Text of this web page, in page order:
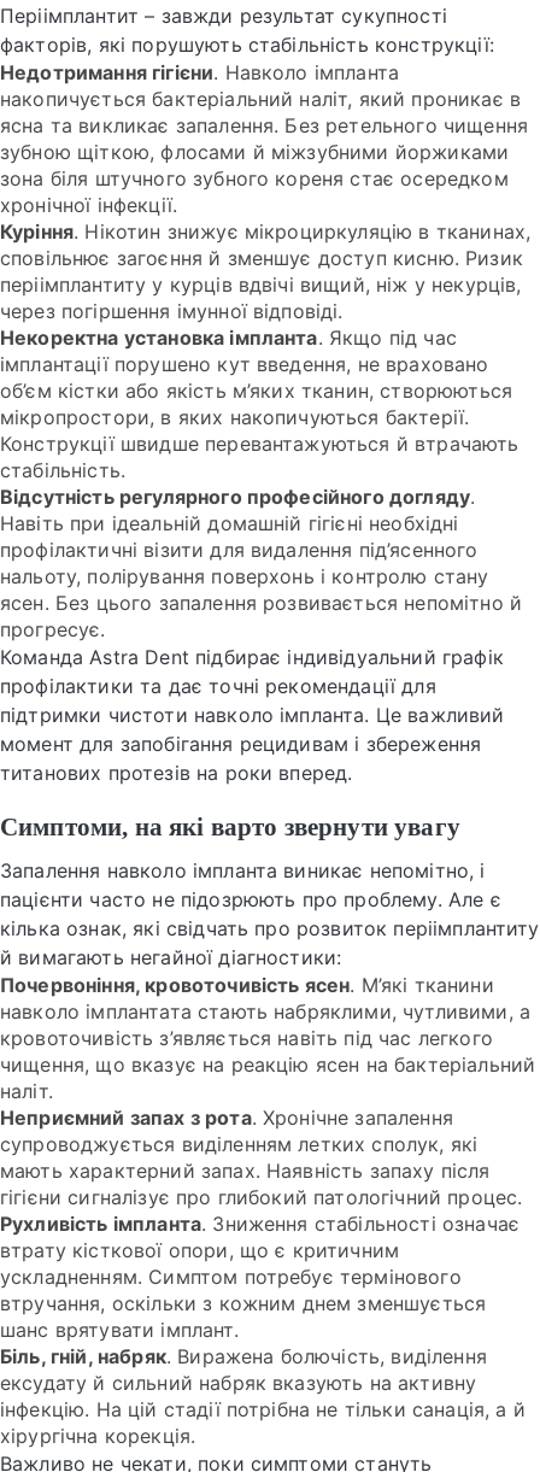
Періімплантит – завжди результат сукупності
факторів, які порушують стабільність конструкції:
Недотримання гігієни. Навколо імпланта
накопичується бактеріальний наліт, який проникає в
ясна та викликає запалення. Без ретельного чищення
зубною щіткою, флосами й міжзубними йоржиками
зона біля штучного зубного кореня стає осередком
хронічної інфекції.
Куріння. Нікотин знижує мікроциркуляцію в тканинах,
сповільнює загоєння й зменшує доступ кисню. Ризик
періімплантиту у курців вдвічі вищий, ніж у некурців,
через погіршення імунної відповіді.
Некоректна установка імпланта. Якщо під час
імплантації порушено кут введення, не враховано
об’єм кістки або якість м’яких тканин, створюються
мікропростори, в яких накопичуються бактерії.
Конструкції швидше перевантажуються й втрачають
стабільність.
Відсутність регулярного професійного догляду.
Навіть при ідеальній домашній гігієні необхідні
профілактичні візити для видалення під’ясенного
нальоту, полірування поверхонь і контролю стану
ясен. Без цього запалення розвивається непомітно й
прогресує.
Команда Astra Dent підбирає індивідуальний графік
профілактики та дає точні рекомендації для
підтримки чистоти навколо імпланта. Це важливий
момент для запобігання рецидивам і збереження
титанових протезів на роки вперед.
Симптоми, на які варто звернути увагу
Запалення навколо імпланта виникає непомітно, і
пацієнти часто не підозрюють про проблему. Але є
кілька ознак, які свідчать про розвиток періімплантиту
й вимагають негайної діагностики:
Почервоніння, кровоточивість ясен. М’які тканини
навколо імплантата стають набряклими, чутливими, а
кровоточивість з’являється навіть під час легкого
чищення, що вказує на реакцію ясен на бактеріальний
наліт.
Неприємний запах з рота. Хронічне запалення
супроводжується виділенням летких сполук, які
мають характерний запах. Наявність запаху після
гігієни сигналізує про глибокий патологічний процес.
Рухливість імпланта. Зниження стабільності означає
втрату кісткової опори, що є критичним
ускладненням. Симптом потребує термінового
втручання, оскільки з кожним днем зменшується
шанс врятувати імплант.
Біль, гній, набряк. Виражена болючість, виділення
ексудату й сильний набряк вказують на активну
інфекцію. На цій стадії потрібна не тільки санація, а й
хірургічна корекція.
Важливо не чекати, поки симптоми стануть